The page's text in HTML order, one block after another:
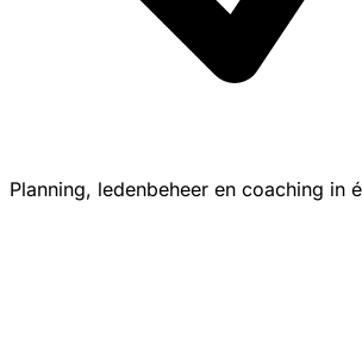
Planning, ledenbeheer en coaching in